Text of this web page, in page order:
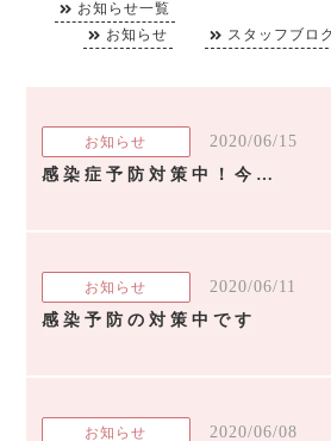
お知らせ一覧
お知らせ
スタッフブロ
お知らせ
2020/06/15
感染症予防対策中！今週も診療しています！
お知らせ
2020/06/11
感染予防の対策中です
お知らせ
2020/06/08